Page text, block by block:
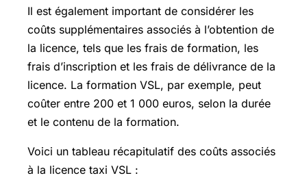
Il est également important de considérer les
coûts supplémentaires associés à l’obtention de
la licence, tels que les frais de formation, les
frais d’inscription et les frais de délivrance de la
licence. La formation VSL, par exemple, peut
coûter entre 200 et 1 000 euros, selon la durée
et le contenu de la formation.
Voici un tableau récapitulatif des coûts associés
à la licence taxi VSL :